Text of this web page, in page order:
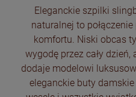
Eleganckie szpilki
naturalnej to
komfortu. Niski obcas
wygodę przez cały
dodaje modelowi
eleganckie buty